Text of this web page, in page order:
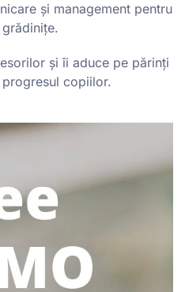
și management pentru
și îi aduce pe părinți
copiilor.